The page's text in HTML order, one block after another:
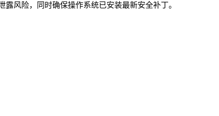
风险，同时确保操作系统已安装最新安全补丁。